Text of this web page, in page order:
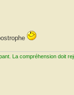
La compréhension doit